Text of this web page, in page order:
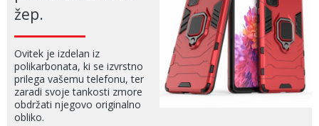
žep.
Ovitek je izdelan iz
polikarbonata, ki se izvrstno
prilega vašemu telefonu, ter
zaradi svoje tankosti zmore
obdržati njegovo originalno
obliko.